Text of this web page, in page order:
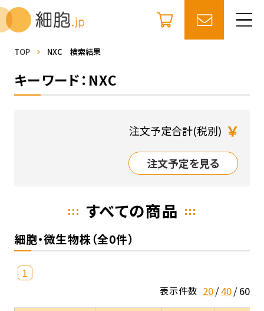
TOP NXC 検索結果
キーワード：NXC
注文予定合計(税別) ￥
注文予定を見る
すべての商品
細胞・微生物株（全0件）
1
表示件数 20 40 60